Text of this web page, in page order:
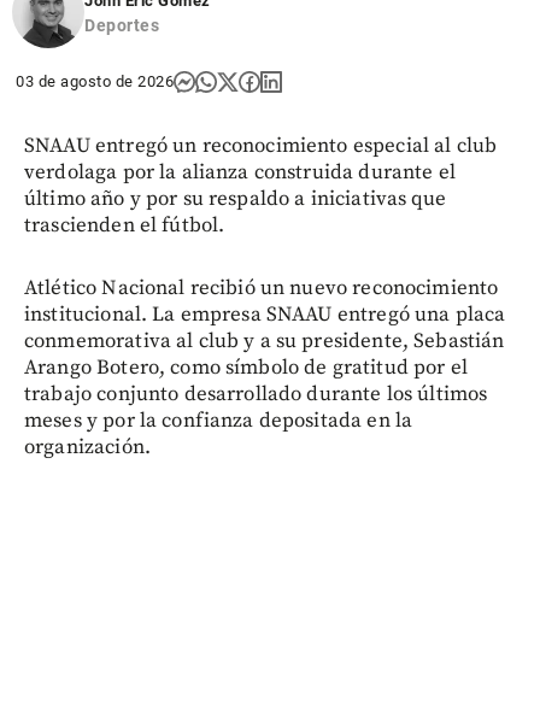
Deportes
03 de agosto de 2026
SNAAU entregó un reconocimiento especial al club
verdolaga por la alianza construida durante el
último año y por su respaldo a iniciativas que
trascienden el fútbol.
Atlético Nacional recibió un nuevo reconocimiento
institucional. La empresa SNAAU entregó una placa
conmemorativa al club y a su presidente, Sebastián
Arango Botero, como símbolo de gratitud por el
trabajo conjunto desarrollado durante los últimos
meses y por la confianza depositada en la
organización.